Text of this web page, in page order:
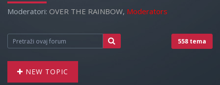
Moderatori: OVER THE RAINBOW, Moderators
558 tema
NEW TOPIC